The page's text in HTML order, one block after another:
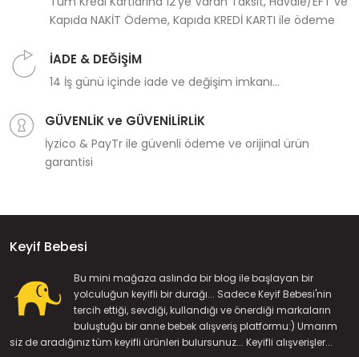
Kapıda NAKİT Ödeme, Kapıda KREDİ KARTI ile ödeme
İADE & DEĞİŞİM
14 İş günü içinde iade ve değişim imkanı...
GÜVENLİK ve GÜVENİLİRLİK
İyzico & PayTr ile güvenli ödeme ve orijinal ürün
garantisi
Keyif Bebesi
Bu mini mağaza aslında bir blog ile başlayan bir
yolculuğun keyifli bir durağı... Sadece Keyif Bebesi'nin
tercih ettiği, sevdiği, kullandığı ve önerdiği markaların
buluştuğu bir anne bebek alışveriş platformu:) Umarım
siz de aradığınız tüm keyifli ürünleri bulursunuz... Keyifli alışverişler...